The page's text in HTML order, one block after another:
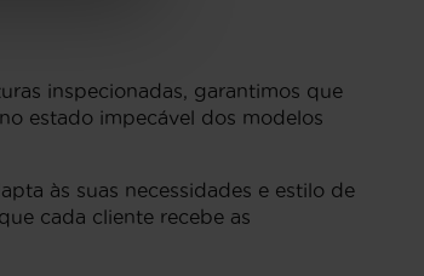
inspecionadas, garantimos que
estado impecável dos modelos
às suas necessidades e estilo de
cada cliente recebe as